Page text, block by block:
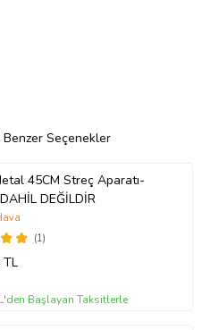
Seçenekler
45CM Streç Aparatı-
DEĞİLDİR
(1)
TL
Başlayan Taksitlerle